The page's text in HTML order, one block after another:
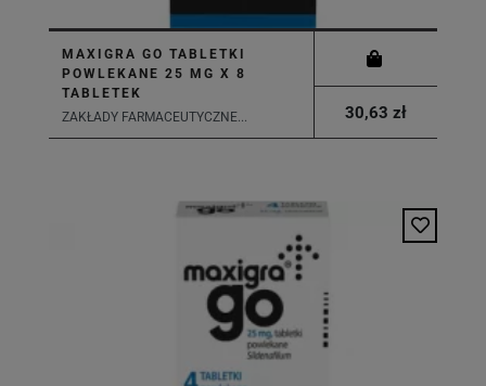
MAXIGRA GO TABLETKI
POWLEKANE 25 MG X 8
TABLETEK
ZAKŁADY FARMACEUTYCZNE...
30,63 zł